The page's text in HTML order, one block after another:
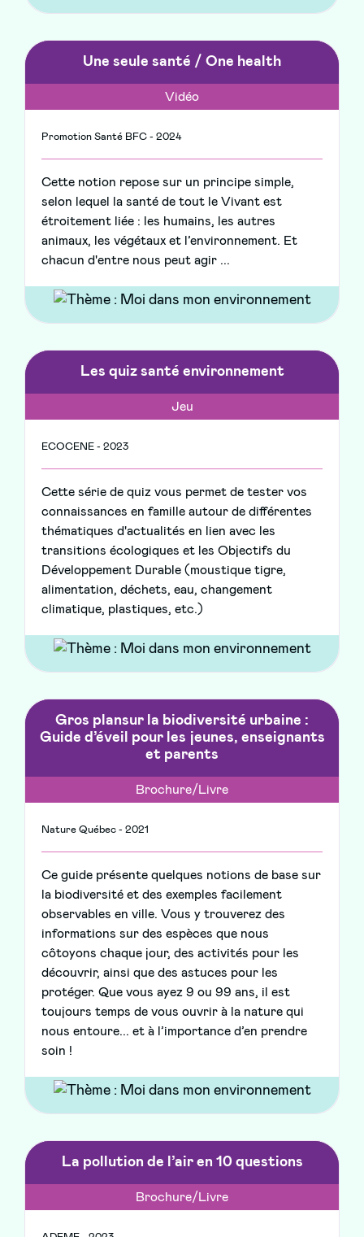
Une seule santé / One health
Vidéo
Promotion Santé BFC - 2024
Cette notion repose sur un principe simple,
selon lequel la santé de tout le Vivant est
étroitement liée : les humains, les autres
animaux, les végétaux et l’environnement. Et
chacun d'entre nous peut agir ...
Les quiz santé environnement
Jeu
ECOCENE - 2023
Cette série de quiz vous permet de tester vos
connaissances en famille autour de différentes
thématiques d'actualités en lien avec les
transitions écologiques et les Objectifs du
Développement Durable (moustique tigre,
alimentation, déchets, eau, changement
climatique, plastiques, etc.)
Gros plansur la biodiversité urbaine :
Guide d’éveil pour les jeunes, enseignants
et parents
Brochure/Livre
Nature Québec - 2021
Ce guide présente quelques notions de base sur
la biodiversité et des exemples facilement
observables en ville. Vous y trouverez des
informations sur des espèces que nous
côtoyons chaque jour, des activités pour les
découvrir, ainsi que des astuces pour les
protéger. Que vous ayez 9 ou 99 ans, il est
toujours temps de vous ouvrir à la nature qui
nous entoure... et à l’importance d’en prendre
soin !
La pollution de l’air en 10 questions
Brochure/Livre